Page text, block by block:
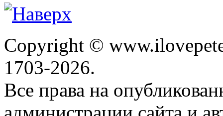
Copyright ©
1703-2026.
Все права на